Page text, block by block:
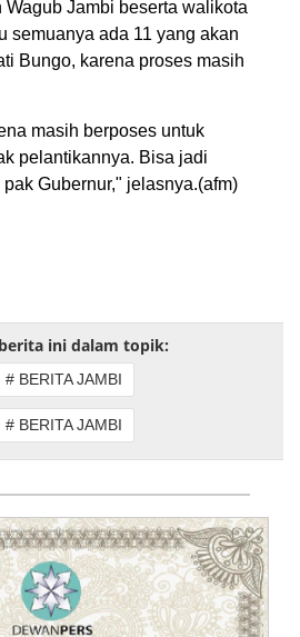
Jambi beserta walikota
semuanya ada 11 yang akan
Bungo, karena proses masih
masih berposes untuk
pelantikannya. Bisa jadi
Gubernur," jelasnya.(afm)
ini dalam topik:
# BERITA JAMBI
# BERITA JAMBI